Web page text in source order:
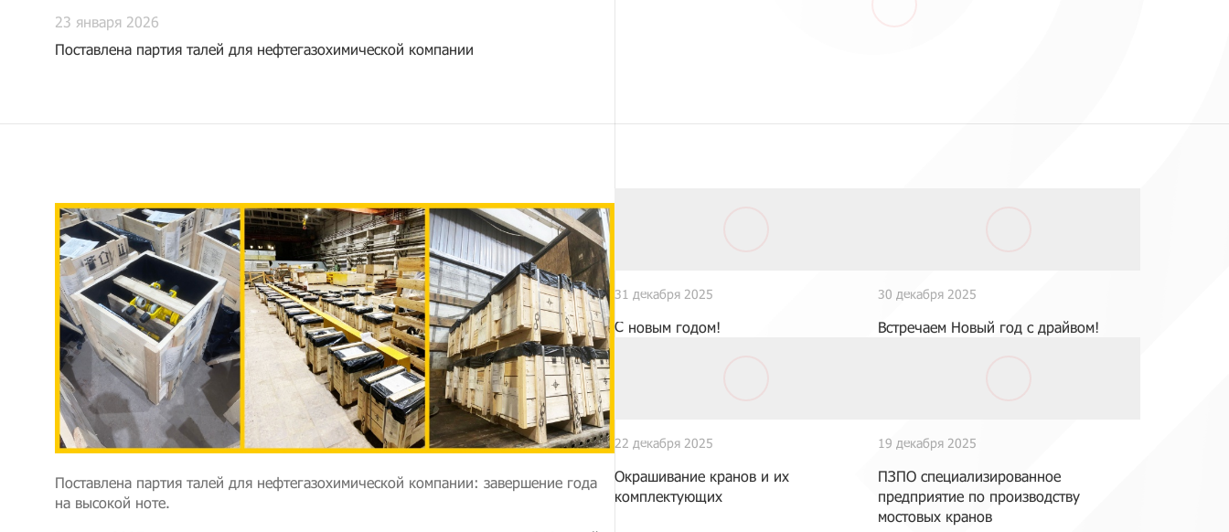
23 января 2026
Поставлена партия талей для нефтегазохимической компании
Поставлена партия талей для нефтегазохимической компании: завершение года
на высокой ноте.
31 декабря 2025
С новым годом!
30 декабря 2025
Встречаем Новый год с драйвом!
22 декабря 2025
Окрашивание кранов и их
комплектующих
19 декабря 2025
ПЗПО специализированное
предприятие по производству
мостовых кранов